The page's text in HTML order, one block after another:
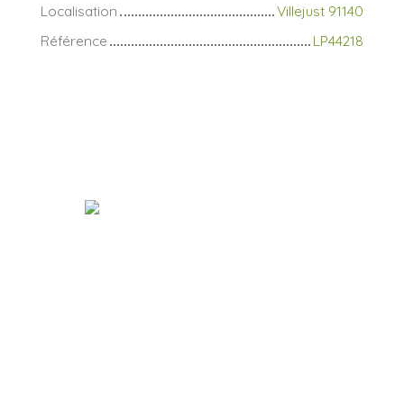
Localisation
Villejust 91140
Référence
LP44218